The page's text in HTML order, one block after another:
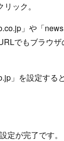
ック。
」や「
でもブラウ
」を設定す
定が完了です。